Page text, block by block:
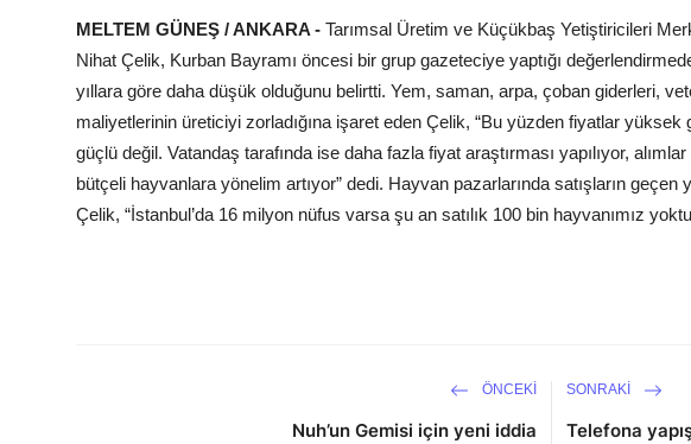
MELTEM GÜNEŞ / ANKARA - Tarımsal Üretim ve Küçükbaş Yetiştiricileri
Nihat Çelik, Kurban Bayramı öncesi bir grup gazeteciye yaptığı
yıllara göre daha düşük olduğunu belirtti. Yem, saman, arpa, çoban giderleri,
maliyetlerinin üreticiyi zorladığına işaret eden Çelik, “Bu yüzden fiyatlar
güçlü değil. Vatandaş tarafında ise daha fazla fiyat araştırması yapılıyor,
bütçeli hayvanlara yönelim artıyor” dedi. Hayvan pazarlarında satışların geçen
Çelik, “İstanbul’da 16 milyon nüfus varsa şu an satılık 100 bin hayvanımız
ÖNCEKI
Nuh’un Gemisi için yeni iddia
SONRAKI
Telefona